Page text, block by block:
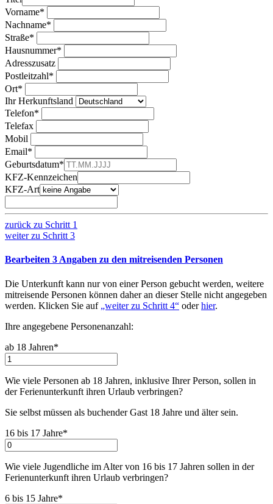
Vorname*
Nachname*
Straße*
Hausnummer*
Adresszusatz
Postleitzahl*
Ort*
Ihr Herkunftsland
Telefon*
Telefax
Mobil
Email*
Geburtsdatum*
KFZ-Kennzeichen
KFZ-Art
zurück zu Schritt 1
weiter zu Schritt 3
Bearbeiten 3Angaben zu den mitreisenden Personen
Die Unterkunft kann nur von einer Person gebucht werden, weitere
mitreisende Personen können daher an dieser Stelle nicht angegeben
werden. Klicken Sie auf „weiter zu Schritt 4“ oderhier.
Ihre angegebene Personenanzahl:
ab 18 Jahren*
Wie viele Personen ab 18 Jahren, inklusive Ihrer Person, sollen in
der Ferienunterkunft ihren Urlaub verbringen?
Sie selbst müssen als buchender Gast 18 Jahre und älter sein.
16 bis 17 Jahre*
Wie viele Jugendliche im Alter von 16 bis 17 Jahren sollen in der
Ferienunterkunft ihren Urlaub verbringen?
6 bis 15 Jahre*